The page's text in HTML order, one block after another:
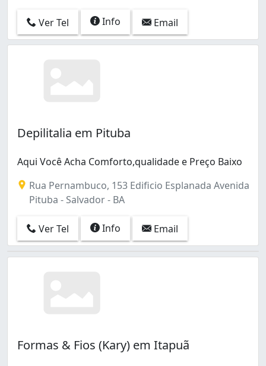
Ver Tel Info Email
Depilitalia em Pituba
Aqui Você Acha Comforto,qualidade e Preço Baixo
Rua Pernambuco, 153 Edificio Esplanada Avenida
Pituba - Salvador - BA
Ver Tel Info Email
Formas & Fios (Kary) em Itapuã